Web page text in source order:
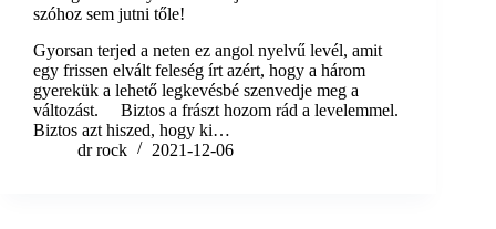
szóhoz sem jutni tőle!
Gyorsan terjed a neten ez angol nyelvű levél, amit
egy frissen elvált feleség írt azért, hogy a három
gyerekük a lehető legkevésbé szenvedje meg a
változást. Biztos a frászt hozom rád a levelemmel.
Biztos azt hiszed, hogy ki…
dr rock
2021-12-06